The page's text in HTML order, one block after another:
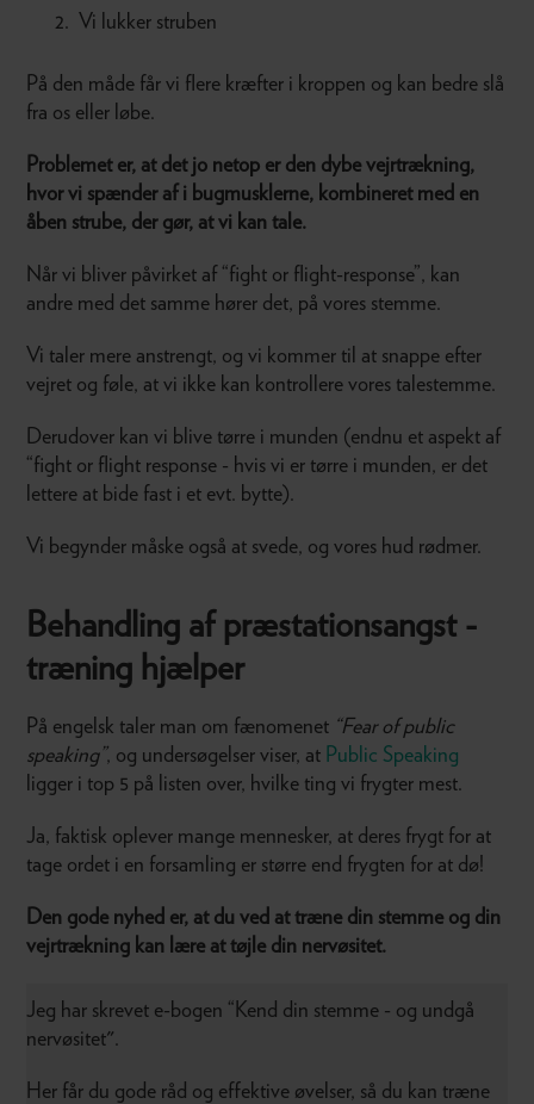
Vi lukker struben
På den måde får vi flere kræfter i kroppen og kan bedre slå
fra os eller løbe.
Problemet er, at det jo netop er den dybe vejrtrækning,
hvor vi spænder af i bugmusklerne, kombineret med en
åben strube, der gør, at vi kan tale.
Når vi bliver påvirket af “fight or flight-response”, kan
andre med det samme hører det, på vores stemme.
Vi taler mere anstrengt, og vi kommer til at snappe efter
vejret og føle, at vi ikke kan kontrollere vores talestemme.
Derudover kan vi blive tørre i munden (endnu et aspekt af
“fight or flight response - hvis vi er tørre i munden, er det
lettere at bide fast i et evt. bytte).
Vi begynder måske også at svede, og vores hud rødmer.
Behandling af præstationsangst -
træning hjælper
På engelsk taler man om fænomenet “Fear of public
speaking”, og undersøgelser viser, at Public Speaking
ligger i top 5 på listen over, hvilke ting vi frygter mest.
Ja, faktisk oplever mange mennesker, at deres frygt for at
tage ordet i en forsamling er større end frygten for at dø!
Den gode nyhed er, at du ved at træne din stemme og din
vejrtrækning kan lære at tøjle din nervøsitet.
Jeg har skrevet e-bogen “Kend din stemme - og undgå
nervøsitet".
Her får du gode råd og effektive øvelser, så du kan træne